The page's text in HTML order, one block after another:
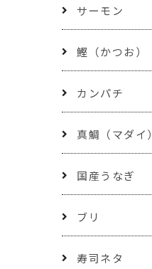
サーモン
鰹（かつお）
カンパチ
真鯛（マダイ）
国産うなぎ
ブリ
寿司ネタ